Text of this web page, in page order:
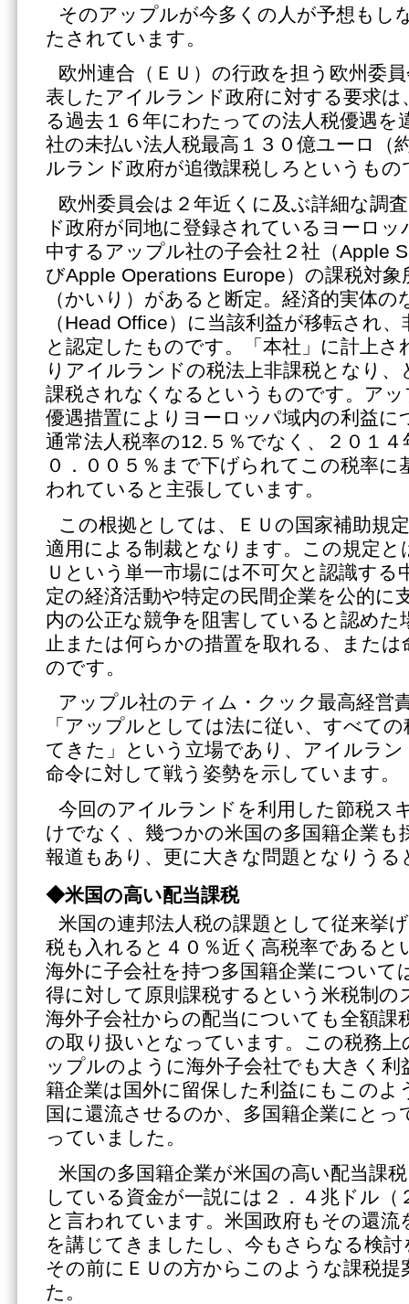
そのアップルが今多くの人が予想もし
たされています。
欧州連合（ＥＵ）の行政を担う欧州委
表したアイルランド政府に対する要求
る過去１６年にわたっての法人税優遇を
社の未払い法人税最高１３０億ユーロ（
ルランド政府が追徴課税しろというもの
欧州委員会は２年近くに及ぶ詳細な調
ド政府が同地に登録されているヨーロ
中するアップル社の子会社２社（Apple
びApple Operations Europe）の課税対象
（かいり）があると断定。経済的実体の
（Head Office）に当該利益が移転され
と認定したものです。「本社」に計上
りアイルランドの税法上非課税となり
課税されなくなるというものです。ア
優遇措置によりヨーロッパ域内の利益
通常法人税率の12.５％でなく、２０１
０．００５％まで下げられてこの税率に
われていると主張しています。
この根拠としては、ＥＵの国家補助規
適用による制裁となります。この規定と
Ｕという単一市場には不可欠と認識する
定の経済活動や特定の民間企業を公的に
内の公正な競争を阻害していると認めた
止または何らかの措置を取れる、また
のです。
アップル社のティム・クック最高経営
「アップルとしては法に従い、すべて
てきた」という立場であり、アイルラ
命令に対して戦う姿勢を示しています。
今回のアイルランドを利用した節税ス
けでなく、幾つかの米国の多国籍企業も
報道もあり、更に大きな問題となりうる
◆米国の高い配当課税
米国の連邦法人税の課題として従来挙
税も入れると４０％近く高税率である
海外に子会社を持つ多国籍企業について
得に対して原則課税するという米税制の
海外子会社からの配当についても全額課
の取り扱いとなっています。この税務
ップルのように海外子会社でも大きく利
籍企業は国外に留保した利益にもこのよ
国に還流させるのか、多国籍企業にとっ
っていました。
米国の多国籍企業が米国の高い配当課
している資金が一説には２．４兆ドル（
と言われています。米国政府もその還流
を講じてきましたし、今もさらなる検
その前にＥＵの方からこのような課税
た。